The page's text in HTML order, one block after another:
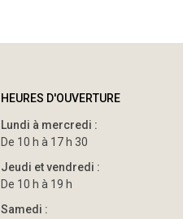
HEURES D'OUVERTURE
Lundi à mercredi :
De 10 h à 17 h 30
Jeudi et vendredi :
De 10 h à 19 h
Samedi :